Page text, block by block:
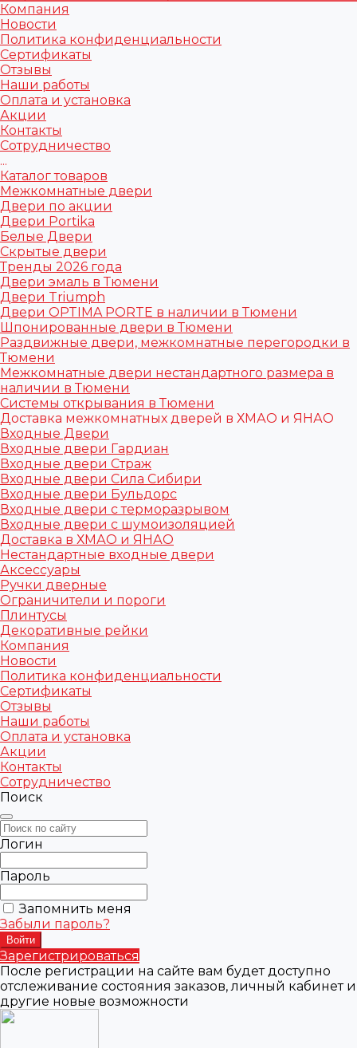
Компания
Новости
Политика конфиденциальности
Сертификаты
Отзывы
Наши работы
Оплата и установка
Акции
Контакты
Сотрудничество
...
Каталог товаров
Межкомнатные двери
Двери по акции
Двери Portika
Белые Двери
Скрытые двери
Тренды 2026 года
Двери эмаль в Тюмени
Двери Triumph
Двери OPTIMA PORTE в наличии в Тюмени
Шпонированные двери в Тюмени
Раздвижные двери, межкомнатные перегородки в
Тюмени
Межкомнатные двери нестандартного размера в
наличии в Тюмени
Системы открывания в Тюмени
Доставка межкомнатных дверей в ХМАО и ЯНАО
Входные Двери
Входные двери Гардиан
Входные двери Страж
Входные двери Сила Сибири
Входные двери Бульдорс
Входные двери с терморазрывом
Входные двери с шумоизоляцией
Доставка в ХМАО и ЯНАО
Нестандартные входные двери
Аксессуары
Ручки дверные
Ограничители и пороги
Плинтусы
Декоративные рейки
Компания
Новости
Политика конфиденциальности
Сертификаты
Отзывы
Наши работы
Оплата и установка
Акции
Контакты
Сотрудничество
Поиск
Логин
Пароль
Запомнить меня
Забыли пароль?
Зарегистрироваться
После регистрации на сайте вам будет доступно
отслеживание состояния заказов, личный кабинет и
другие новые возможности